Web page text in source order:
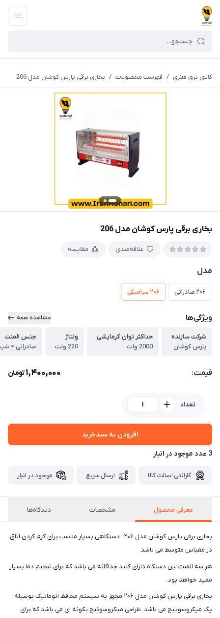
کالای برق هنری / فهرست محصولات / بخاری برقی پارس کوشان مدل 206
بخاری برقی پارس کوشان مدل 206
علاقه‌مندی مقایسه
مدل
206 صادراتی 206 سرامیکی
ویژگی‌ها مشاهده همه
شرکت سازنده
پارس کوشان
حداکثر توان گرمایشی
2000 وات
ولتاژ
220 ولت
جنس المنت
صادراتی =
قیمت: 1,400,000تومان
تعداد
افزودن به سبدخرید
3 عدد موجود در انبار
گارانتی اصالت کالا ارسال سریع موجود در انبار
معرفی محصول مشخصات دیدگاه‌ها
بخاری برقی پارس کوشان مدل ۲۰۶ ، دستگاهی بسیار مناسب برای گرم کردن اتاق
در مقیاس متوسط می باشد.
هر سه المنت این دستگاه دارای کلید جداگانه می باشد که برای تنظیم دما بسیار
مفید خواهد بود.
بخاری برقی پارس کوشان مدل ۲۰۶ مجهز به سیستم محافظ اتوماتیک بوسیله
یک میکروسوییچ می باشد. طراحی میکروسوئیچ بگونه ای می باشد که برای